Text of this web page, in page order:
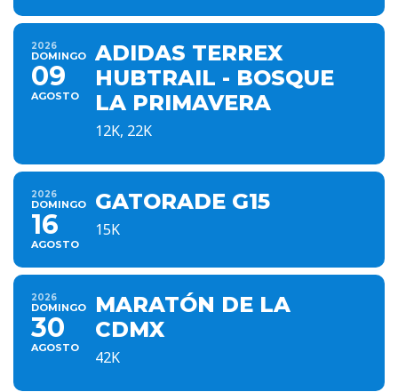
2026
DOMINGO
09
AGOSTO
ADIDAS TERREX
HUBTRAIL - BOSQUE
LA PRIMAVERA
12K, 22K
2026
DOMINGO
16
AGOSTO
GATORADE G15
15K
2026
DOMINGO
30
AGOSTO
MARATÓN DE LA
CDMX
42K